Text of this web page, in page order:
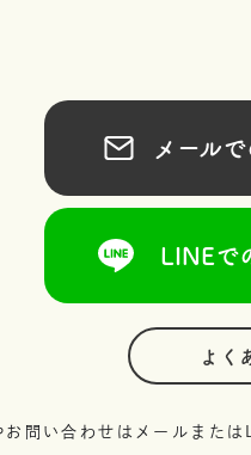
メールで
LINEでの
よく
問い合わせはメールまたは